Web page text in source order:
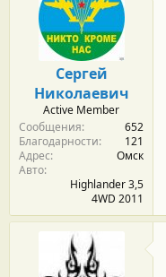
Сергей
Николаевич
Active Member
Сообщения
652
Благодарности
121
Адрес
Омск
Авто
Highlander 3,5
4WD 2011